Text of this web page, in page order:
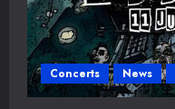
Concerts News